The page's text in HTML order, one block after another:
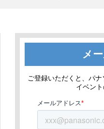
メ
ご登録いただくと、パ
イベン